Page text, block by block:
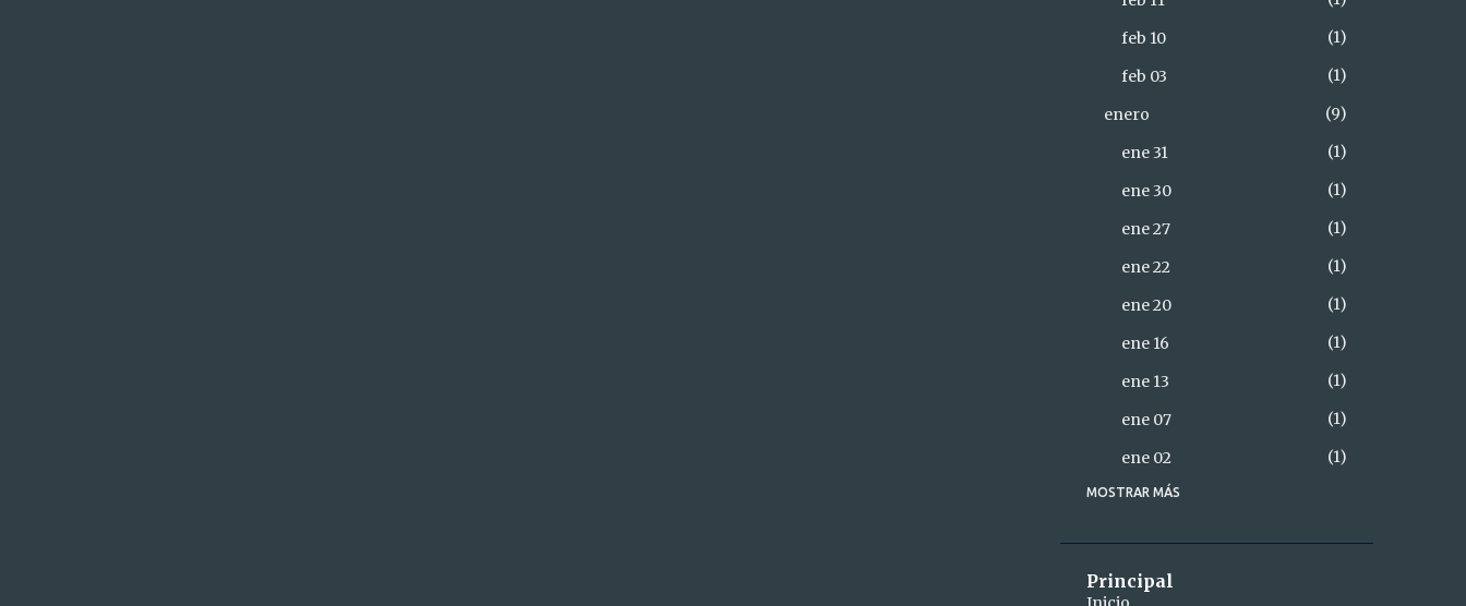
feb 10
1
feb 03
1
enero
9
ene 31
1
ene 30
1
ene 27
1
ene 22
1
ene 20
1
ene 16
1
ene 13
1
ene 07
1
ene 02
1
2021
dic 28
MOSTRAR MÁS
Principal